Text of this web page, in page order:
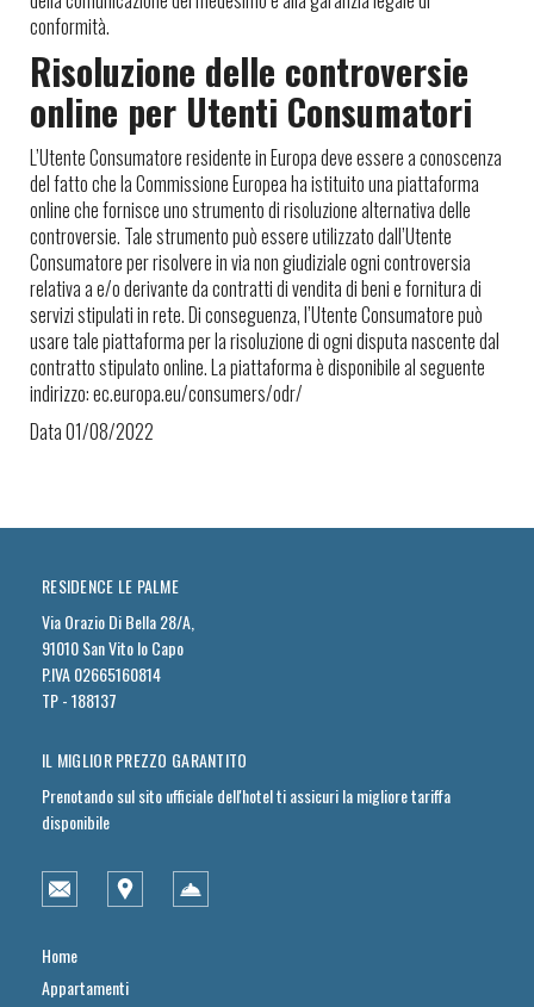
conformità.
Risoluzione delle controversie
online per Utenti Consumatori
L’Utente Consumatore residente in Europa deve essere a conoscenza
del fatto che la Commissione Europea ha istituito una piattaforma
online che fornisce uno strumento di risoluzione alternativa delle
controversie. Tale strumento può essere utilizzato dall’Utente
Consumatore per risolvere in via non giudiziale ogni controversia
relativa a e/o derivante da contratti di vendita di beni e fornitura di
servizi stipulati in rete. Di conseguenza, l’Utente Consumatore può
usare tale piattaforma per la risoluzione di ogni disputa nascente dal
contratto stipulato online. La piattaforma è disponibile al seguente
indirizzo: ec.europa.eu/consumers/odr/
Data 01/08/2022
RESIDENCE LE PALME
Via Orazio Di Bella 28/A,
91010 San Vito lo Capo
P.IVA 02665160814
TP - 188137
IL MIGLIOR PREZZO GARANTITO
Prenotando sul sito ufficiale dell'hotel ti assicuri la migliore tariffa
disponibile
Home
Appartamenti